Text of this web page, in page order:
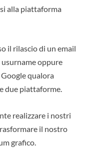
alla piattaforma
il rilascio di un email
oppure
qualora
due piattaforme.
realizzare i nostri
il nostro
grafico.